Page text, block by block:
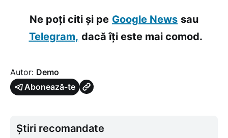
Ne poți citi și pe Google News sau
Telegram, dacă îți este mai comod.
Autor: Demo
Abonează-te
Știri recomandate